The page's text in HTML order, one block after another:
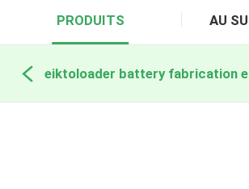
PRODUITS AU
eiktoloader battery fabrication